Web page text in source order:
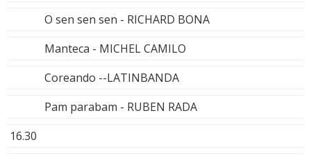
O sen sen sen - RICHARD BONA
Manteca - MICHEL CAMILO
Coreando --LATINBANDA
Pam parabam - RUBEN RADA
16.30